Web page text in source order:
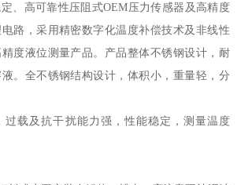
、高可靠性压阻式OEM压力传感器及高精度
路，采用精密数字化温度补偿技术及非线性
度液位测量产品。产品整体不锈钢设计，耐
。全不锈钢结构设计，体积小，重量轻，分
过载及抗干扰能力强，性能稳定，测量温度